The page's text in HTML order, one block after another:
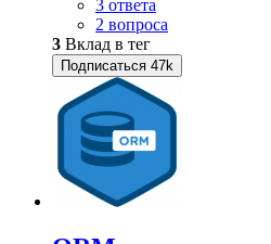
3 ответа
2 вопроса
3 Вклад в тег
Подписаться 47k